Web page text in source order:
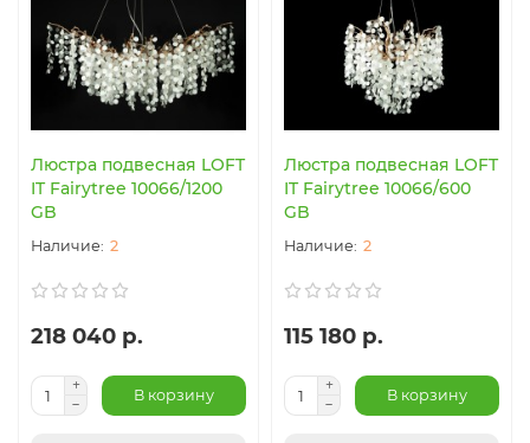
Люстра подвесная LOFT
IT Fairytree 10066/1200
GB
2
218 040 р.
В корзину
Люстра подвесная LOFT
IT Fairytree 10066/600
GB
2
115 180 р.
В корзину